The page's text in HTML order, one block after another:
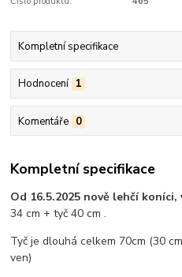
Kompletní specifikace
Hodnocení 1
Komentáře 0
Kompletní specifikace
Od 16.5.2025 nově lehčí koníci,
34 cm + tyč 40 cm .
Tyč je dlouhá celkem 70cm (30
ven)